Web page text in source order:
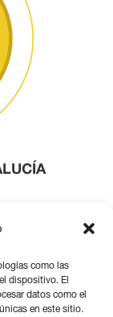
como las
dispositivo. El
datos como el
en este sitio.
Commons